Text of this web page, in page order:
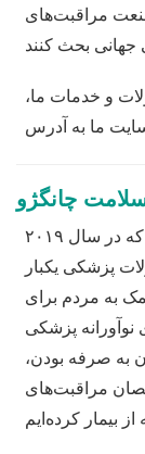
مراقبت‌های
و خدمات ما،
ما به آدرس
چانگژو
شرکت واردات و صادرات چانگژو هلث که در سال ۲۰۱۹
پزشکی یکبار
به مردم برای
نوآورانه پزشکی
به صرفه بودن،
مراقبت‌های